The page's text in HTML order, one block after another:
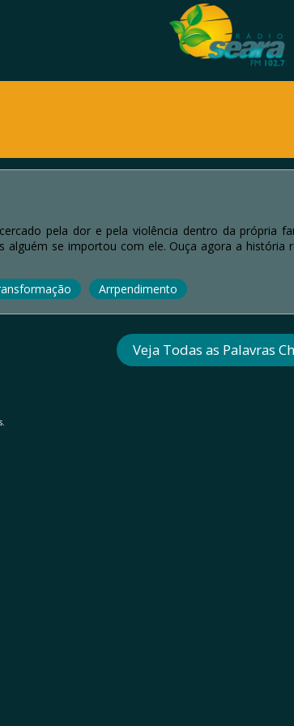
pela dor e pela violência dentro da própria
alguém se importou com ele. Ouça agora a história
Arrpendimento
Veja Todas as Palavras